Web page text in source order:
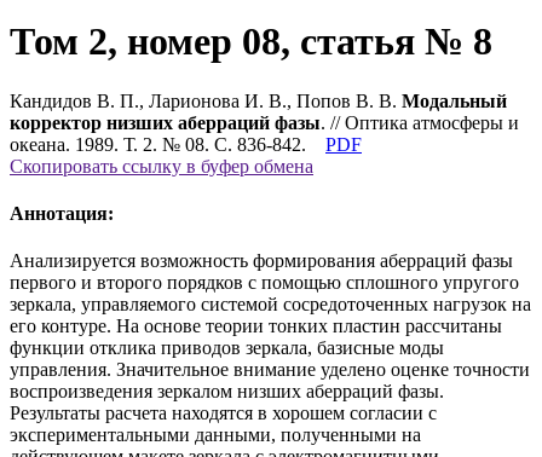
Том 2, номер 08, статья № 8
Кандидов В. П., Ларионова И. В., Попов В. В. Модальный
корректор низших аберраций фазы. // Оптика атмосферы и
океана. 1989. Т. 2. № 08. С. 836-842.
PDF
Скопировать ссылку в буфер обмена
Аннотация:
Анализируется возможность формирования аберраций фазы
первого и второго порядков с помощью сплошного упругого
зеркала, управляемого системой сосредоточенных нагрузок на
его контуре. На основе теории тонких пластин рассчитаны
функции отклика приводов зеркала, базисные моды
управления. Значительное внимание уделено оценке точности
воспроизведения зеркалом низших аберраций фазы.
Результаты расчета находятся в хорошем согласии с
экспериментальными данными, полученными на